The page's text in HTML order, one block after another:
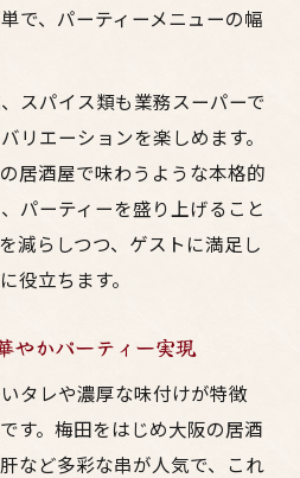
で、パーティーメニューの幅
スパイス類も業務スーパーで
リエーションを楽しめます。
居酒屋で味わうような本格的
パーティーを盛り上げること
減らしつつ、ゲストに満足し
役立ちます。
やかパーティー実現
タレや濃厚な味付けが特徴
す。梅田をはじめ大阪の居酒
など多彩な串が人気で、これ